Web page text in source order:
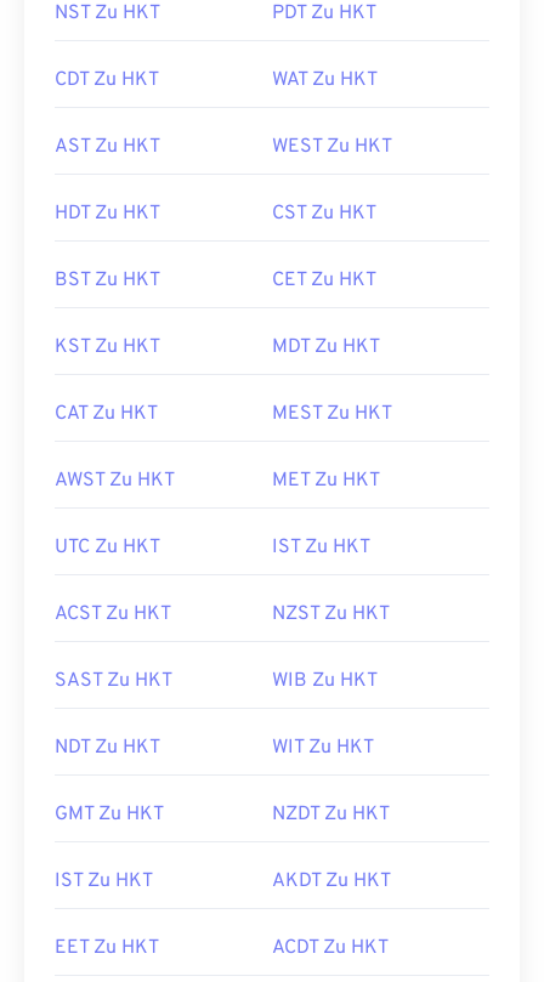
NST Zu HKT PDT Zu HKT
CDT Zu HKT WAT Zu HKT
AST Zu HKT WEST Zu HKT
HDT Zu HKT CST Zu HKT
BST Zu HKT CET Zu HKT
KST Zu HKT MDT Zu HKT
CAT Zu HKT MEST Zu HKT
AWST Zu HKT MET Zu HKT
UTC Zu HKT IST Zu HKT
ACST Zu HKT NZST Zu HKT
SAST Zu HKT WIB Zu HKT
NDT Zu HKT WIT Zu HKT
GMT Zu HKT NZDT Zu HKT
IST Zu HKT AKDT Zu HKT
EET Zu HKT ACDT Zu HKT